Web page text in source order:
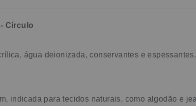
Círculo
água deionizada, conservantes e espessantes.
indicada para tecidos naturais, como algodão e